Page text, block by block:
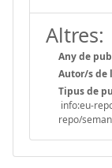
Altres:
Any de
Autor/s de
Tipus de
info:eu-
repo/